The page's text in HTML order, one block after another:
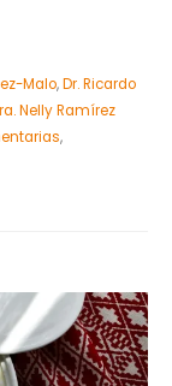
Malo,Dr. Ricardo
Nelly Ramírez
,